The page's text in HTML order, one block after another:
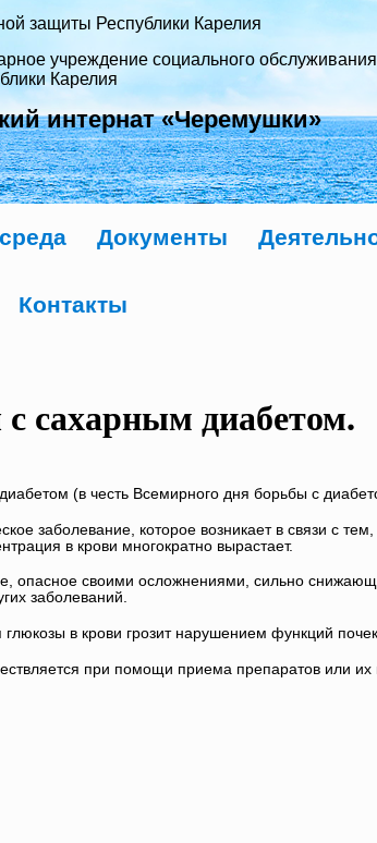
защиты Республики Карелия
учреждение социального обслуживания
Карелия
интернат «Черемушки»
Документы
Контакты
сахарным диабетом.
(в честь Всемирного дня борьбы с
заболевание, которое возникает в связи с
в крови многократно вырастает.
опасное своими осложнениями, сильно
заболеваний.
в крови грозит нарушением функций
при помощи приема препаратов или